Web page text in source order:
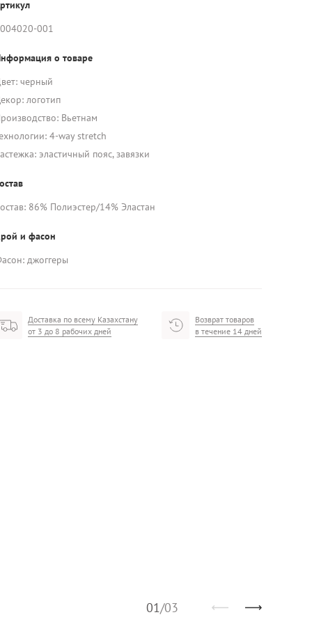
001
о товаре
черный
логотип
Вьетнам
4-way stretch
эластичный пояс, завязки
86% Полиэстер/14% Эластан
и фасон
джоггеры
Доставка по всему Казахстану
от 3 до 8 рабочих дней
Возврат товаров
в течение 14 дней
01 /03